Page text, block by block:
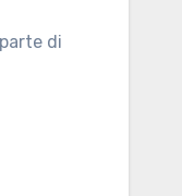
di